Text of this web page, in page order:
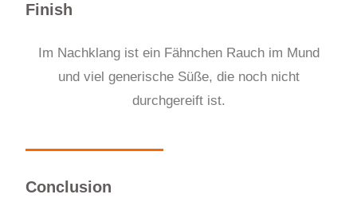
Finish
Im Nachklang ist ein Fähnchen Rauch im Mund
und viel generische Süße, die noch nicht
durchgereift ist.
Conclusion